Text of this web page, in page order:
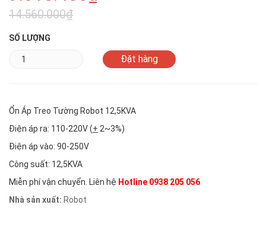
14.560.000₫
SỐ LƯỢNG
Ổn Áp Treo Tường Robot 12,5KVA
Điện áp ra: 110-220V (+ 2~3%)
Điện áp vào: 90-250V
Công suất: 12,5KVA
Miễn phí vận chuyển. Liên hệ Hotline 0938 205 056
Nhà sản xuất: Robot